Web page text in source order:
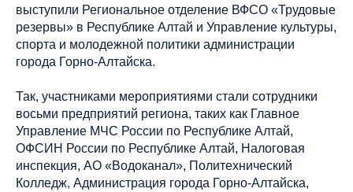
выступили Региональное отделение ВФСО «Трудовые
резервы» в Республике Алтай и Управление культуры,
спорта и молодежной политики администрации
города Горно-Алтайска.
Так, участниками мероприятиями стали сотрудники
восьми предприятий региона, таких как Главное
Управление МЧС России по Республике Алтай,
ОФСИН России по Республике Алтай, Налоговая
инспекция, АО «Водоканал», Политехнический
Колледж, Администрация города Горно-Алтайска,